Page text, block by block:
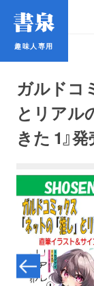
趣味人専用
ガルドコ
とリアル
きた 1』
趣味人専用
鉄道・バ
コミック
占い